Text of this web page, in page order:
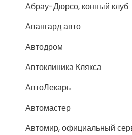
Абрау-Дюрсо, конный клуб
Авангард авто
Автодром
Автоклиника Клякса
АвтоЛекарь
Автомастер
Автомир, официальный